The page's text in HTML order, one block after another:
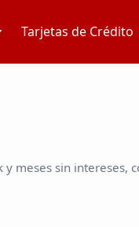
Tarjetas de Crédito
meses sin intereses,